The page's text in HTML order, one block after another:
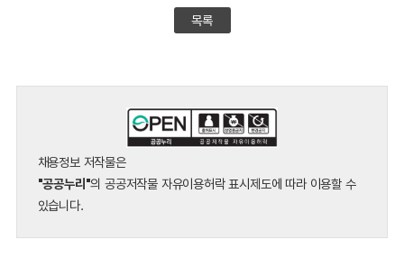
목록
채용정보 저작물은
"공공누리"의 공공저작물 자유이용허락 표시제도에 따라 이용할 수
있습니다.